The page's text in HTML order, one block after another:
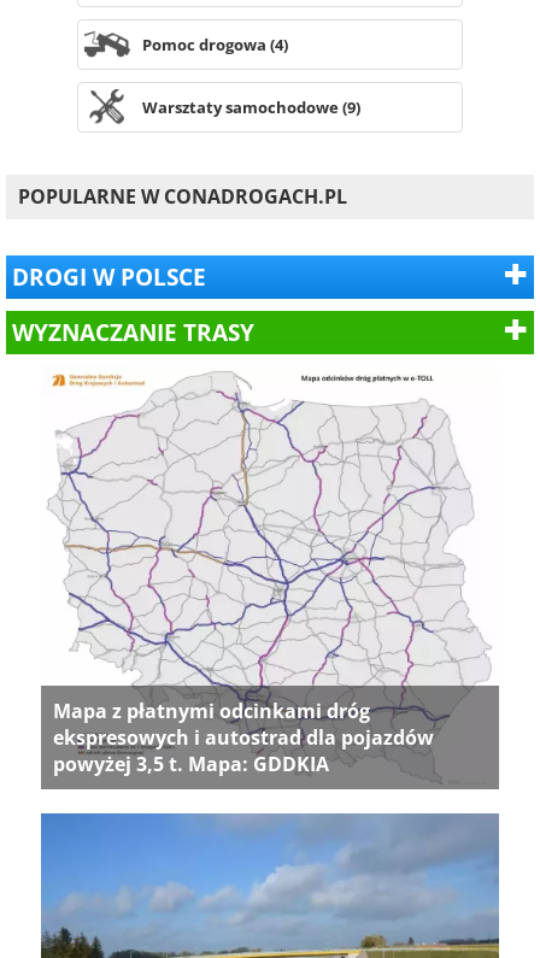
Pomoc drogowa (4)
Warsztaty samochodowe (9)
POPULARNE W CONADROGACH.PL
DROGI W POLSCE
WYZNACZANIE TRASY
Mapa z płatnymi odcinkami dróg
ekspresowych i autostrad dla pojazdów
powyżej 3,5 t. Mapa: GDDKIA